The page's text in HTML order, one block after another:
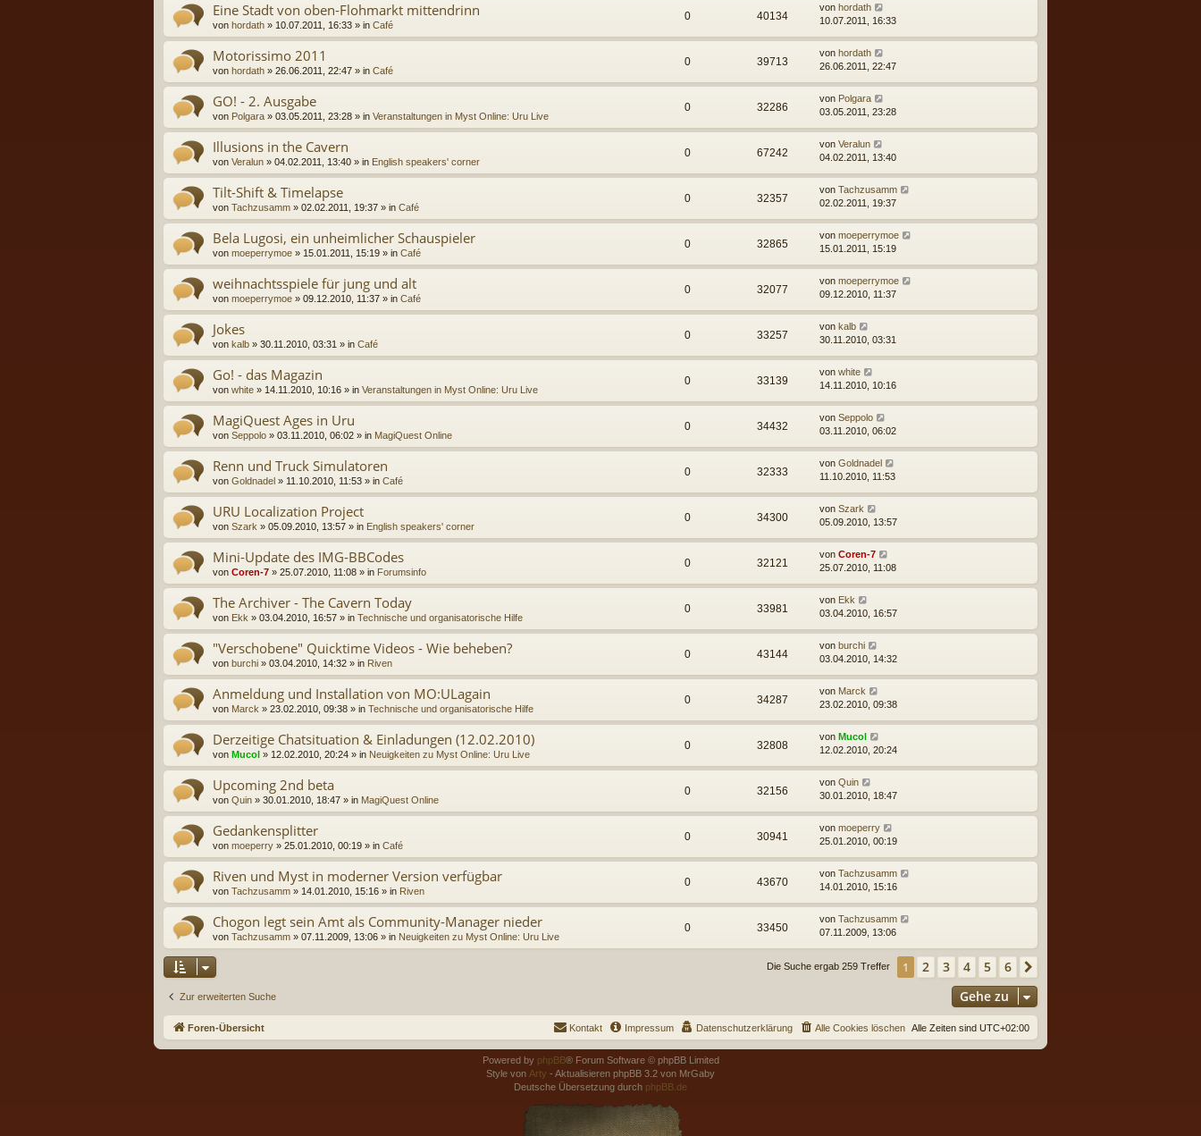
Eine Stadt von oben-Flohmarkt mittendrinn
von hordath » 10.07.2011, 16:33 » in Café
0 40134
von hordath
10.07.2011, 16:33
Motorissimo 2011
von hordath » 26.06.2011, 22:47 » in Café
0 39713
von hordath
26.06.2011, 22:47
GO! - 2. Ausgabe
von Polgara » 03.05.2011, 23:28 » in Veranstaltungen in Myst Online: Uru Live
0 32286
von Polgara
03.05.2011, 23:28
Illusions in the Cavern
von Veralun » 04.02.2011, 13:40 » in English speakers' corner
0 67242
von Veralun
04.02.2011, 13:40
Tilt-Shift & Timelapse
von Tachzusamm » 02.02.2011, 19:37 » in Café
0 32357
von Tachzusamm
02.02.2011, 19:37
Bela Lugosi, ein unheimlicher Schauspieler
von moeperrymoe » 15.01.2011, 15:19 » in Café
0 32865
von moeperrymoe
15.01.2011, 15:19
weihnachtsspiele für jung und alt
von moeperrymoe » 09.12.2010, 11:37 » in Café
0 32077
von moeperrymoe
09.12.2010, 11:37
Jokes
von kalb » 30.11.2010, 03:31 » in Café
0 33257
von kalb
30.11.2010, 03:31
Go! - das Magazin
von white » 14.11.2010, 10:16 » in Veranstaltungen in Myst Online: Uru Live
0 33139
von white
14.11.2010, 10:16
MagiQuest Ages in Uru
von Seppolo » 03.11.2010, 06:02 » in MagiQuest Online
0 34432
von Seppolo
03.11.2010, 06:02
Renn und Truck Simulatoren
von Goldnadel » 11.10.2010, 11:53 » in Café
0 32333
von Goldnadel
11.10.2010, 11:53
URU Localization Project
von Szark » 05.09.2010, 13:57 » in English speakers' corner
0 34300
von Szark
05.09.2010, 13:57
Mini-Update des IMG-BBCodes
von Coren-7 » 25.07.2010, 11:08 » in Forumsinfo
0 32121
von Coren-7
25.07.2010, 11:08
The Archiver - The Cavern Today
von Ekk » 03.04.2010, 16:57 » in Technische und organisatorische Hilfe
0 33981
von Ekk
03.04.2010, 16:57
"Verschobene" Quicktime Videos - Wie beheben?
von burchi » 03.04.2010, 14:32 » in Riven
0 43144
von burchi
03.04.2010, 14:32
Anmeldung und Installation von MO:ULagain
von Marck » 23.02.2010, 09:38 » in Technische und organisatorische Hilfe
0 34287
von Marck
23.02.2010, 09:38
Derzeitige Chatsituation & Einladungen (12.02.2010)
von Mucol » 12.02.2010, 20:24 » in Neuigkeiten zu Myst Online: Uru Live
0 32808
von Mucol
12.02.2010, 20:24
Upcoming 2nd beta
von Quin » 30.01.2010, 18:47 » in MagiQuest Online
0 32156
von Quin
30.01.2010, 18:47
Gedankensplitter
von moeperry » 25.01.2010, 00:19 » in Café
0 30941
von moeperry
25.01.2010, 00:19
Riven und Myst in moderner Version verfügbar
von Tachzusamm » 14.01.2010, 15:16 » in Riven
0 43670
von Tachzusamm
14.01.2010, 15:16
Chogon legt sein Amt als Community-Manager nieder
von Tachzusamm » 07.11.2009, 13:06 » in Neuigkeiten zu Myst Online: Uru Live
0 33450
von Tachzusamm
07.11.2009, 13:06
Die Suche ergab 259 Treffer 1 2 3 4 5 6
Zur erweiterten Suche Gehe zu
Foren-Übersicht Alle Zeiten sind UTC+02:00
Alle Cookies löschen
Datenschutzerklärung
Impressum
Kontakt
Powered by phpBB® Forum Software © phpBB Limited
Style von Arty - Aktualisieren phpBB 3.2 von MrGaby
Deutsche Übersetzung durch phpBB.de